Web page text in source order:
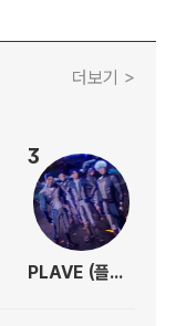
더보기 >
3
PLAVE (플레이브)